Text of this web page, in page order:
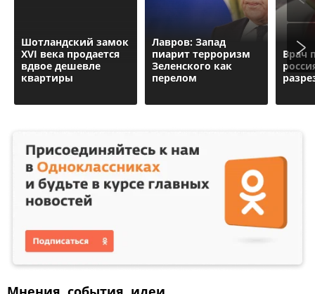
Шотландский замок
XVI века продается
вдвое дешевле
квартиры
Лавров: Запад
пиарит терроризм
Зеленского как
перелом
Врач